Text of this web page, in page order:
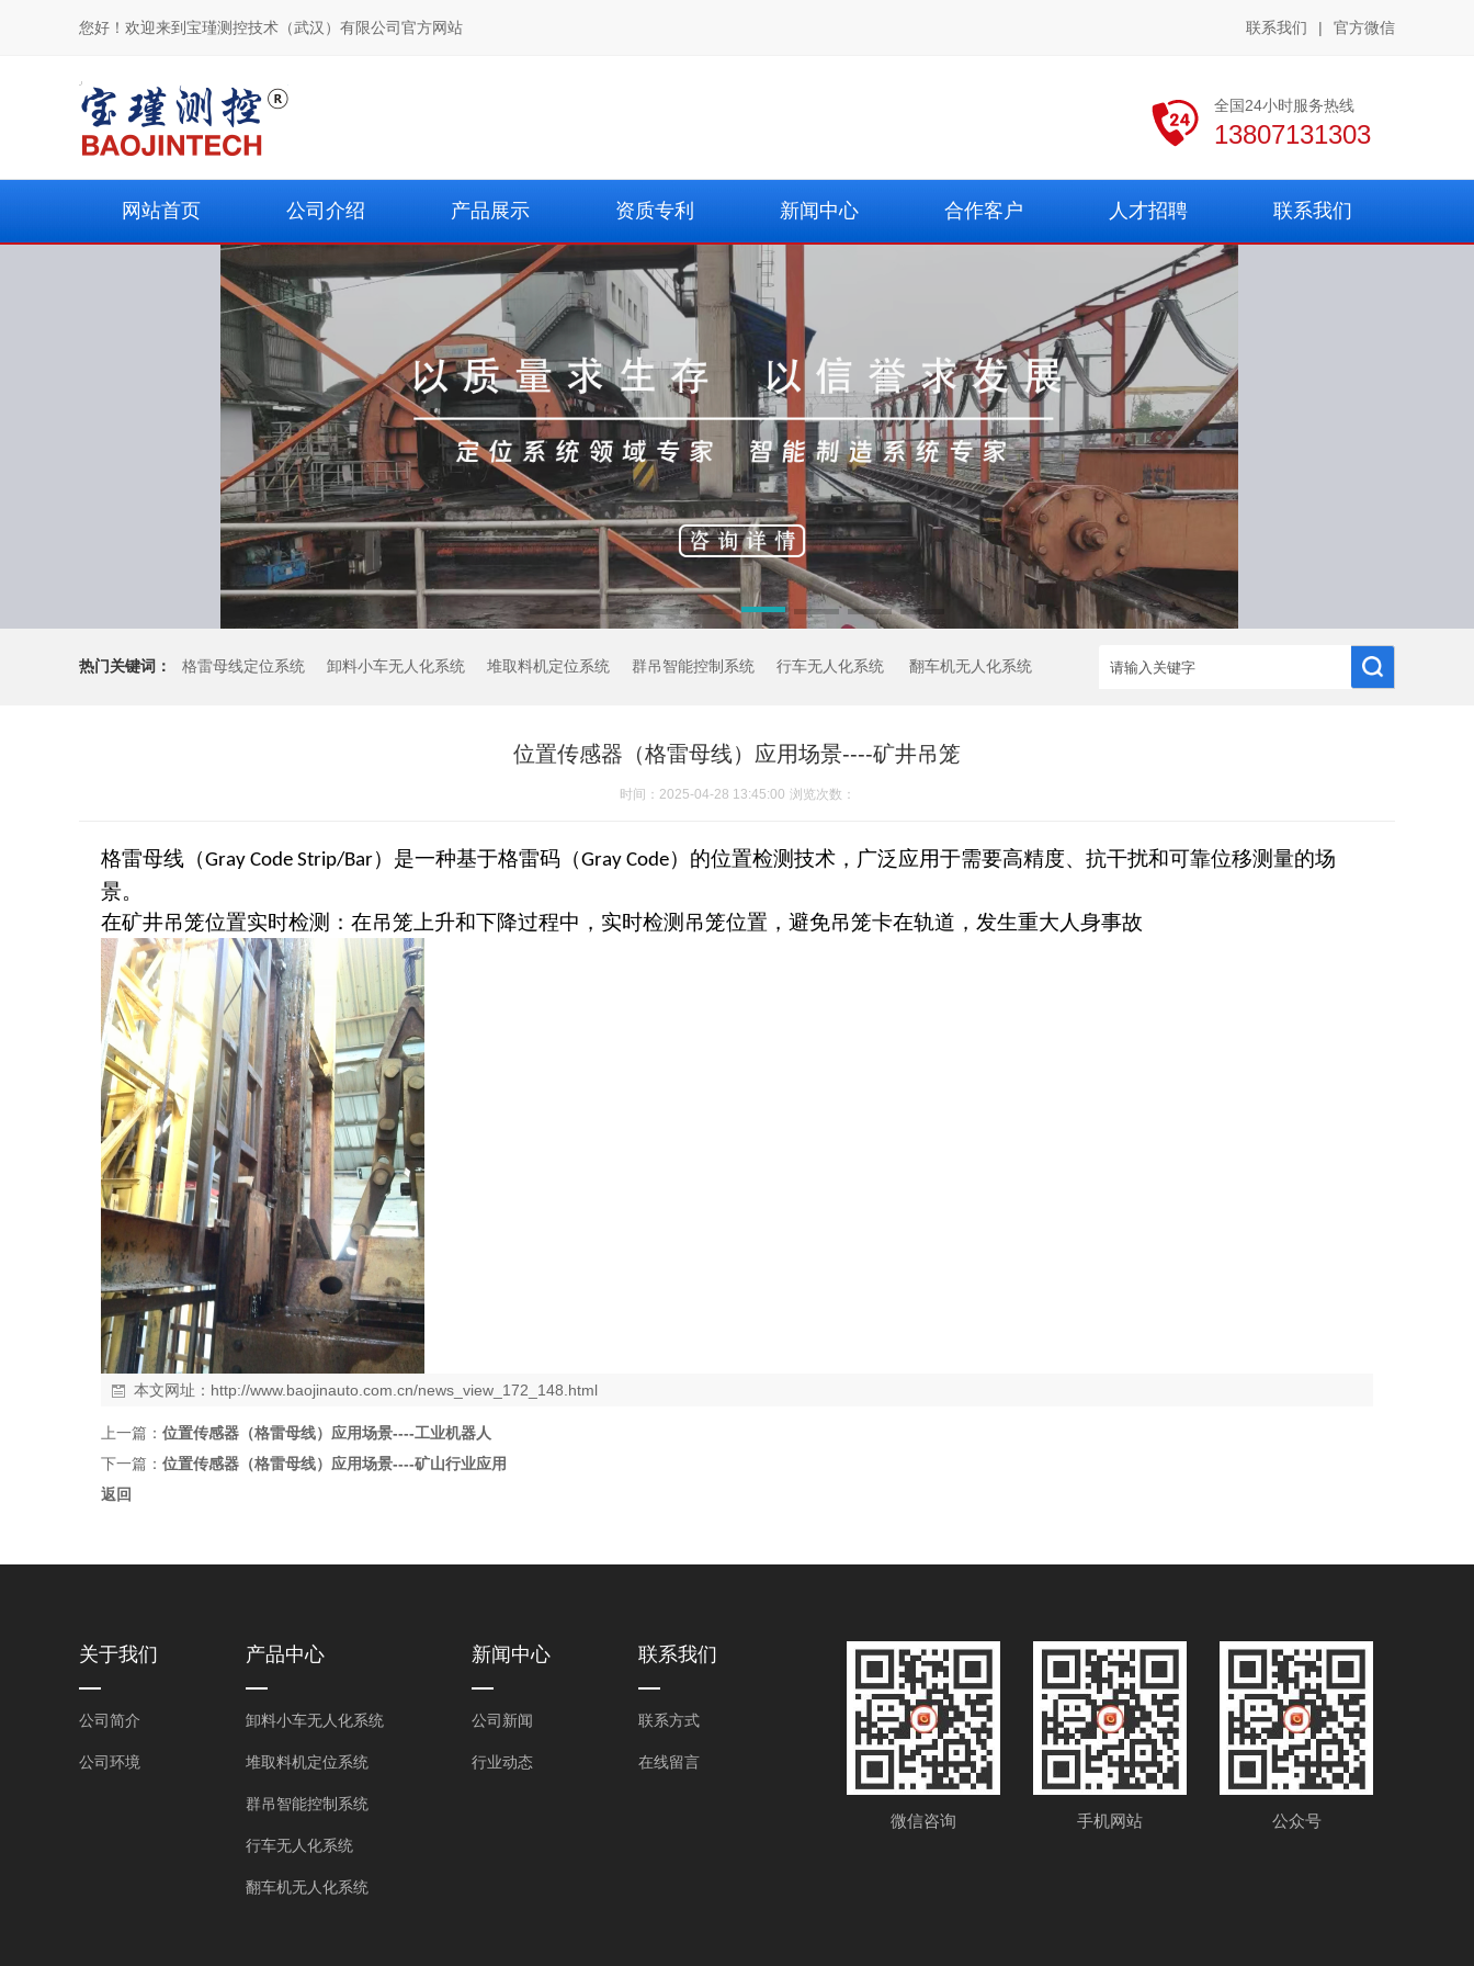
您好！欢迎来到宝瑾测控技术（武汉）有限公司官方网站 联系我们 | 官方微信
全国24小时服务热线
13807131303
网站首页 公司介绍 产品展示 资质专利 新闻中心 合作客户 人才招聘 联系我们
热门关键词： 格雷母线定位系统 卸料小车无人化系统 堆取料机定位系统 群吊智能控制系统 行车无人化系统 翻车机无人化系统
位置传感器（格雷母线）应用场景----矿井吊笼
时间：2025-04-28 13:45:00 浏览次数：
格雷母线（Gray Code Strip/Bar）是一种基于格雷码（Gray Code） 的位置检测技术，广泛应用于需要高精度、抗干扰和可靠位移测量的场
景。
在矿井吊笼位置实时检测：在吊笼上升和下降过程中，实时检测 吊笼位置，避免吊笼卡在轨道，发生重大人身事故
本文网址： http://www.baojinauto.com.cn/news_view_172_148.html
上一篇： 位置传感器（格雷母线）应用场景----工业机器人
下一篇： 位置传感器（格雷母线）应用场景----矿山行业应用
返回
关于我们
公司简介
公司环境
产品中心
卸料小车无人化系统
堆取料机定位系统
群吊智能控制系统
行车无人化系统
翻车机无人化系统
新闻中心
公司新闻
行业动态
联系我们
联系方式
在线留言
微信咨询 手机网站 公众号